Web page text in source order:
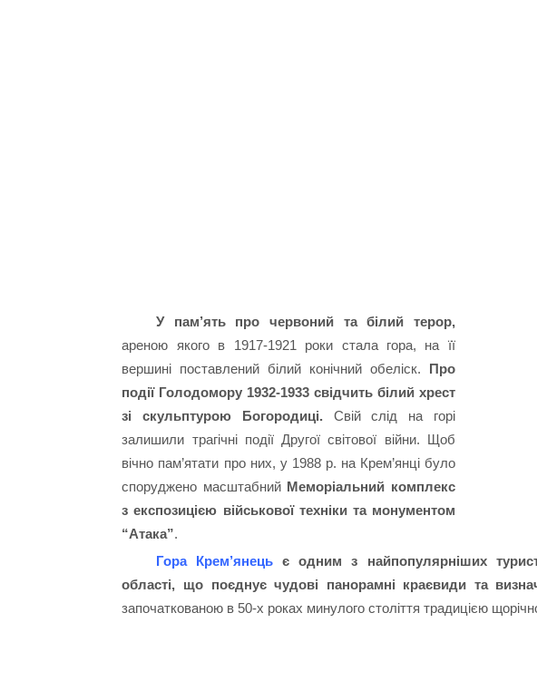
У пам’ять про червоний та білий терор,
ареною якого в 1917-1921 роки стала гора, на її
вершині поставлений білий конічний обеліск. Про
події Голодомору 1932-1933 свідчить білий хрест
зі скульптурою Богородиці.Свій слід на горі
залишили трагічні події Другої світової війни. Щоб
вічно пам’ятати про них, у 1988 р. на Крем’янці було
споруджено масштабний Меморіальний комплекс
з експозицією військової техніки та монументом
“Атака”.
Гора Крем’янець є одним з найпопулярніших
області, що поєднує чудові панорамні краєвиди та
започаткованою в 50-х роках минулого століття традицією